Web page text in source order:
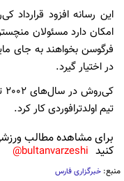
این رسانه افزود قرارداد
امکان دارد مسئولان
فرگوسن بخواهند به جای
در اختیار گیرد.
تیم اولدترافوردی کار کرد.
برای مشاهده مطالب
کنید bultanvarzeshi@
منبع: خبرگزاری فارس